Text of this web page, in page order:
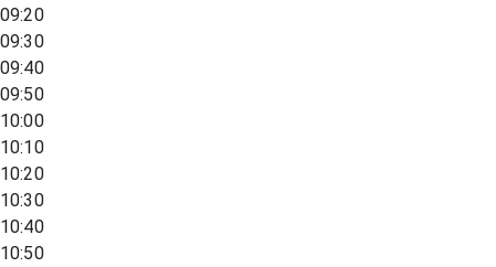
09:20
09:30
09:40
09:50
10:00
10:10
10:20
10:30
10:40
10:50